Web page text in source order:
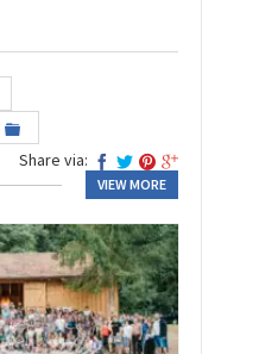
Share via:
VIEW MORE